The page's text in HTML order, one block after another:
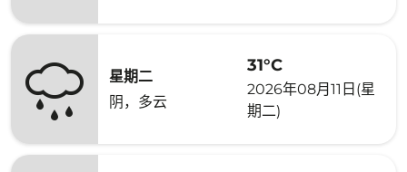
星期二
阴，多云
31°C
2026年08月11日(星
期二)